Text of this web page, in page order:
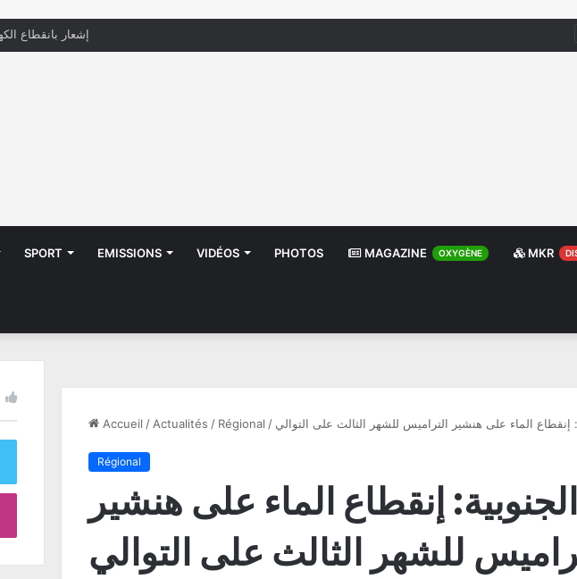
منظّمة تدعو السلطات إلى التدخل بعد تداول صور أطفال
SPORT EMISSIONS VIDÉOS PHOTOS MAGAZINE OXYGÈNE MKR
Accueil / Actualités / Régional / إنقطاع الماء على هنشير التراميس للشهر الثالث على التوالي
Régional
إنقطاع الماء على هنشير
للشهر الثالث على التوالي